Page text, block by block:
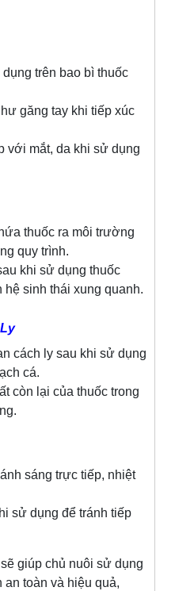
trên bao bì thuốc
găng tay khi tiếp xúc
với mắt, da khi sử dụng
thuốc ra môi trường
quy trình.
khi sử dụng thuốc
sinh thái xung quanh.
cách ly sau khi sử dụng
cá.
còn lại của thuốc trong
sáng trực tiếp, nhiệt
sử dụng để tránh tiếp
giúp chủ nuôi sử dụng
an toàn và hiệu quả,